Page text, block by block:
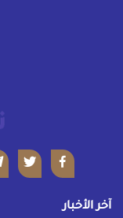
آخر الأخبار